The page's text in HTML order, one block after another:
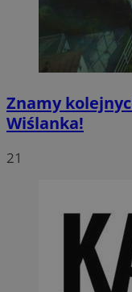
Znamy
Wiślanka!
21